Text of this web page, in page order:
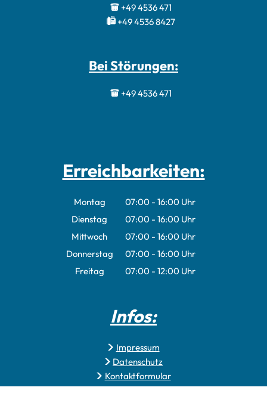
+49 4536 471
+49 4536 8427
Bei Störungen:
+49 4536 471
Erreichbarkeiten:
Montag 07:00 - 16:00 Uhr
Von 07:00 bis 16:00 Uhr
Dienstag 07:00 - 16:00 Uhr
Von 07:00 bis 16:00 Uhr
Mittwoch 07:00 - 16:00 Uhr
Von 07:00 bis 16:00 Uhr
Donnerstag 07:00 - 16:00 Uhr
Von 07:00 bis 16:00 Uhr
Freitag 07:00 - 12:00 Uhr
Infos:
Impressum
Datenschutz
Kontaktformular